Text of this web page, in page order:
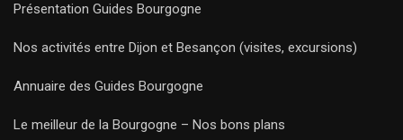
Présentation Guides Bourgogne
Nos activités entre Dijon et Besançon (visites, excursions)
Annuaire des Guides Bourgogne
Le meilleur de la Bourgogne – Nos bons plans